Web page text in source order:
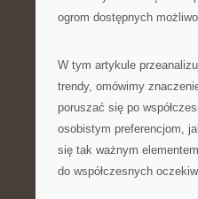
ogrom dostępnych
W tym artykule
trendy, omówimy
poruszać się po
osobistym preferencjom,
się tak ważnym
do współczesnych